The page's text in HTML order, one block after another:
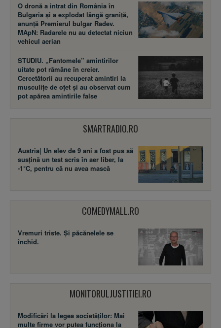
O dronă a intrat din România în
Bulgaria și a explodat lângă graniță,
anunță Premierul bulgar Radev.
MApN: Radarele nu au detectat niciun
vehicul aerian
STUDIU. „Fantomele” amintirilor
uitate pot rămâne în creier.
Cercetătorii au recuperat amintiri la
musculițe de oțet și au observat cum
pot apărea amintirile false
SMARTRADIO.RO
Austria| Un elev de 9 ani a fost pus să
susţină un test scris în aer liber, la
-1°C, pentru că nu avea mască
COMEDYMALL.RO
Vremuri triste. Şi păcănelele se
închid.
MONITORULJUSTITIEI.RO
Modificări la legea societăţilor: Mai
multe firme vor putea funcţiona la